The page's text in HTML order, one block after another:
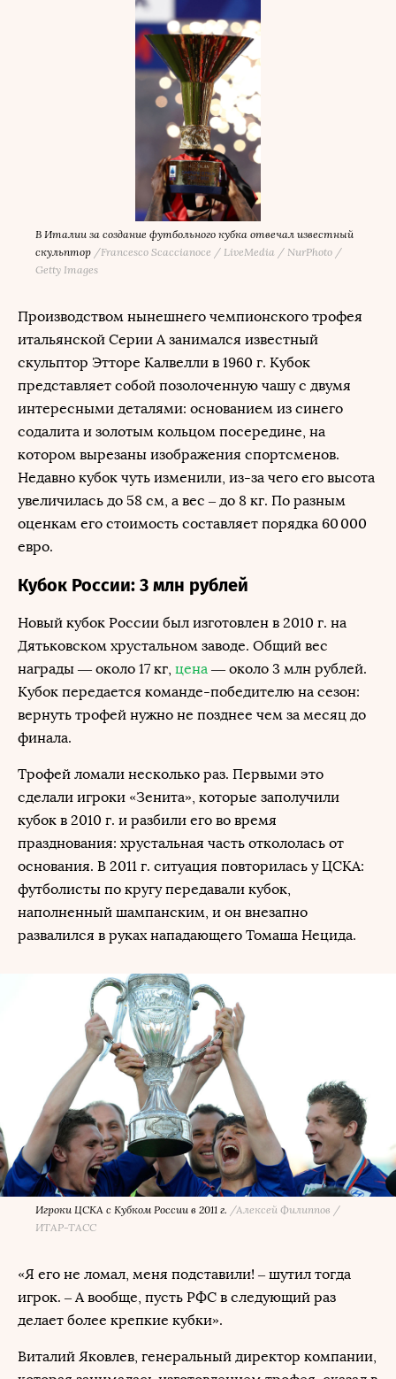
В Италии за создание футбольного кубка отвечал известный
скульптор /Francesco Scaccianoce / LiveMedia / NurPhoto /
Getty Images
Производством нынешнего чемпионского трофея
итальянской Серии А занимался известный
скульптор Этторе Калвелли в 1960 г. Кубок
представляет собой позолоченную чашу с двумя
интересными деталями: основанием из синего
содалита и золотым кольцом посередине, на
котором вырезаны изображения спортсменов.
Недавно кубок чуть изменили, из-за чего его высота
увеличилась до 58 см, а вес – до 8 кг. По разным
оценкам его стоимость составляет порядка 60 000
евро.
Кубок России: 3 млн рублей
Новый кубок России был изготовлен в 2010 г. на
Дятьковском хрустальном заводе. Общий вес
награды — около 17 кг, цена — около 3 млн рублей.
Кубок передается команде-победителю на сезон:
вернуть трофей нужно не позднее чем за месяц до
финала.
Трофей ломали несколько раз. Первыми это
сделали игроки «Зенита», которые заполучили
кубок в 2010 г. и разбили его во время
празднования: хрустальная часть откололась от
основания. В 2011 г. ситуация повторилась у ЦСКА:
футболисты по кругу передавали кубок,
наполненный шампанским, и он внезапно
развалился в руках нападающего Томаша Нецида.
Игроки ЦСКА с Кубком России в 2011 г. /Алексей Филиппов /
ИТАР-ТАСС
«Я его не ломал, меня подставили! – шутил тогда
игрок. – А вообще, пусть РФС в следующий раз
делает более крепкие кубки».
Виталий Яковлев, генеральный директор компании,